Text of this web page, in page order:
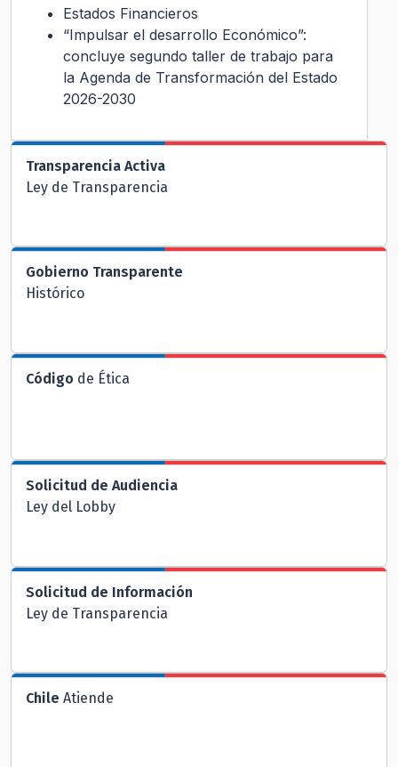
Estados Financieros
“Impulsar el desarrollo Económico”:
concluye segundo taller de trabajo para
la Agenda de Transformación del Estado
2026-2030
Transparencia Activa
Ley de Transparencia
Gobierno Transparente
Histórico
Código de Ética
Solicitud de Audiencia
Ley del Lobby
Solicitud de Información
Ley de Transparencia
Chile Atiende